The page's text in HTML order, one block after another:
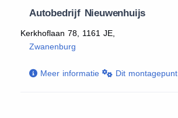
Autobedrijf Nieuwenhuijs
Kerkhoflaan 78, 1161 JE,
Zwanenburg
Meer informatie Dit